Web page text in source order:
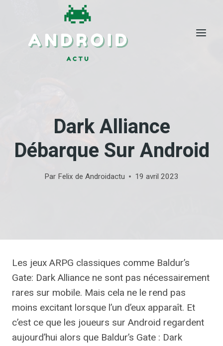
Dark Alliance
Débarque Sur Android
Par Felix de Androidactu 19 avril 2023
Les jeux ARPG classiques comme Baldur’s
Gate: Dark Alliance ne sont pas nécessairement
rares sur mobile. Mais cela ne le rend pas
moins excitant lorsque l’un d’eux apparaît. Et
c’est ce que les joueurs sur Android regardent
aujourd’hui alors que Baldur’s Gate : Dark